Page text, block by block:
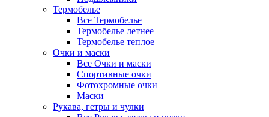
Термобелье
Все Термобелье
Термобелье летнее
Термобелье теплое
Очки и маски
Все Очки и маски
Спортивные очки
Фотохромные очки
Маски
Рукава, гетры и чулки